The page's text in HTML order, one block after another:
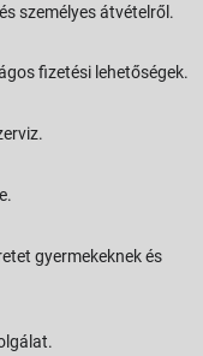
személyes átvételről.
fizetési lehetőségek.
gyermekeknek és